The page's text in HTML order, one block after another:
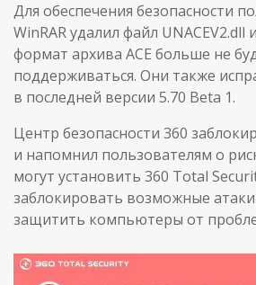
Для обеспечения безопасности
WinRAR удалил файл
формат архива ACE больше не
поддерживаться. Они также
в последней версии 5.70 Beta 1.
Центр безопасности 360
и напомнил пользователям о
могут установить 360 Total
заблокировать возможные
защитить компьютеры от